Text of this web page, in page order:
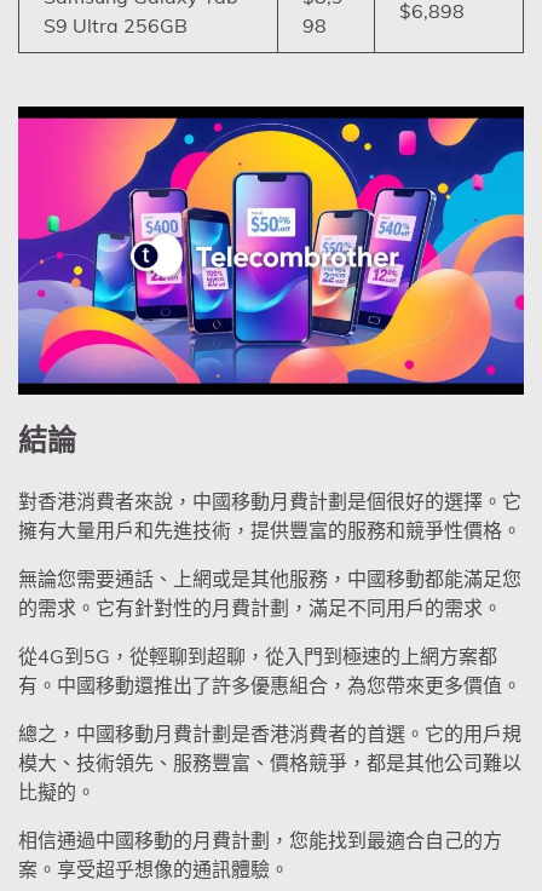
S9 Ultra 256GB
98
$6,898
結論
對香港消費者來說，中國移動月費計劃是個很好的選擇。它
擁有大量用戶和先進技術，提供豐富的服務和競爭性價格。
無論您需要通話、上網或是其他服務，中國移動都能滿足您
的需求。它有針對性的月費計劃，滿足不同用戶的需求。
從4G到5G，從輕聊到超聊，從入門到極速的上網方案都
有。中國移動還推出了許多優惠組合，為您帶來更多價值。
總之，中國移動月費計劃是香港消費者的首選。它的用戶規
模大、技術領先、服務豐富、價格競爭，都是其他公司難以
比擬的。
相信通過中國移動的月費計劃，您能找到最適合自己的方
案。享受超乎想像的通訊體驗。